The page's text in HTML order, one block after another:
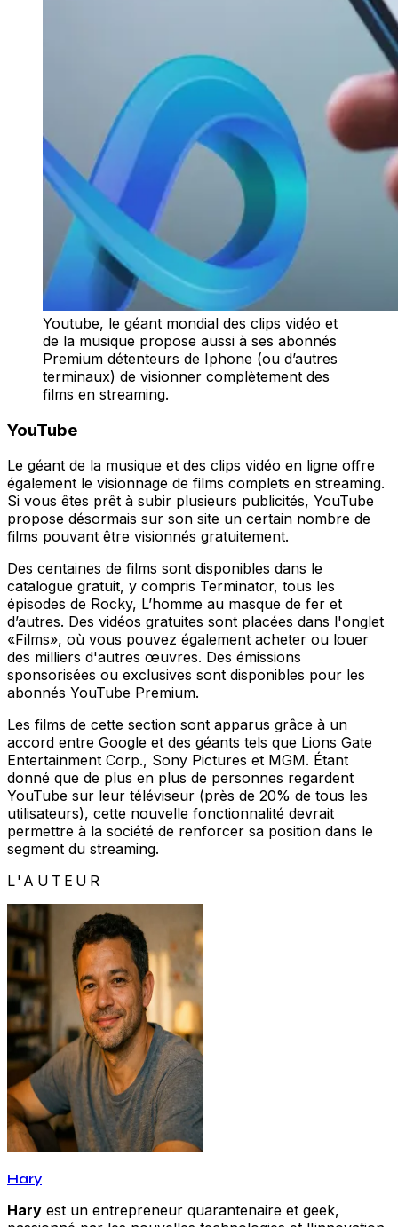
Youtube, le géant mondial des clips vidéo et
de la musique propose aussi à ses abonnés
Premium détenteurs de Iphone (ou d’autres
terminaux) de visionner complètement des
films en streaming.
YouTube
Le géant de la musique et des clips vidéo en ligne offre
également le visionnage de films complets en streaming.
Si vous êtes prêt à subir plusieurs publicités, YouTube
propose désormais sur son site un certain nombre de
films pouvant être visionnés gratuitement.
Des centaines de films sont disponibles dans le
catalogue gratuit, y compris Terminator, tous les
épisodes de Rocky, L’homme au masque de fer et
d’autres. Des vidéos gratuites sont placées dans l'onglet
«Films», où vous pouvez également acheter ou louer
des milliers d'autres œuvres. Des émissions
sponsorisées ou exclusives sont disponibles pour les
abonnés YouTube Premium.
Les films de cette section sont apparus grâce à un
accord entre Google et des géants tels que Lions Gate
Entertainment Corp., Sony Pictures et MGM. Étant
donné que de plus en plus de personnes regardent
YouTube sur leur téléviseur (près de 20% de tous les
utilisateurs), cette nouvelle fonctionnalité devrait
permettre à la société de renforcer sa position dans le
segment du streaming.
L'AUTEUR
Hary
Hary est un entrepreneur quarantenaire et geek,